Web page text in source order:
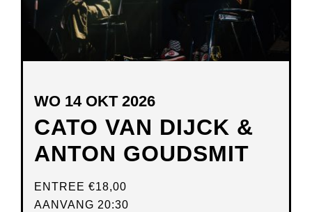
CATO VAN DIJCK &
ANTON GOUDSMIT
WO 14 OKT 2026
ENTREE €18,00
AANVANG 20:30